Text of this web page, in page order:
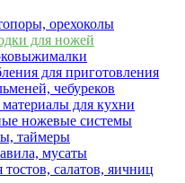
орехоколы
для ножей
для приготовления
чебуреков
для кухни
ножевые системы
таймеры
мусаты
салатов, яичниц